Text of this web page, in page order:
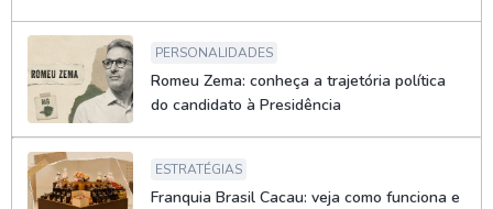
PERSONALIDADES
Romeu Zema: conheça a trajetória política
do candidato à Presidência
ESTRATÉGIAS
Franquia Brasil Cacau: veja como funciona e